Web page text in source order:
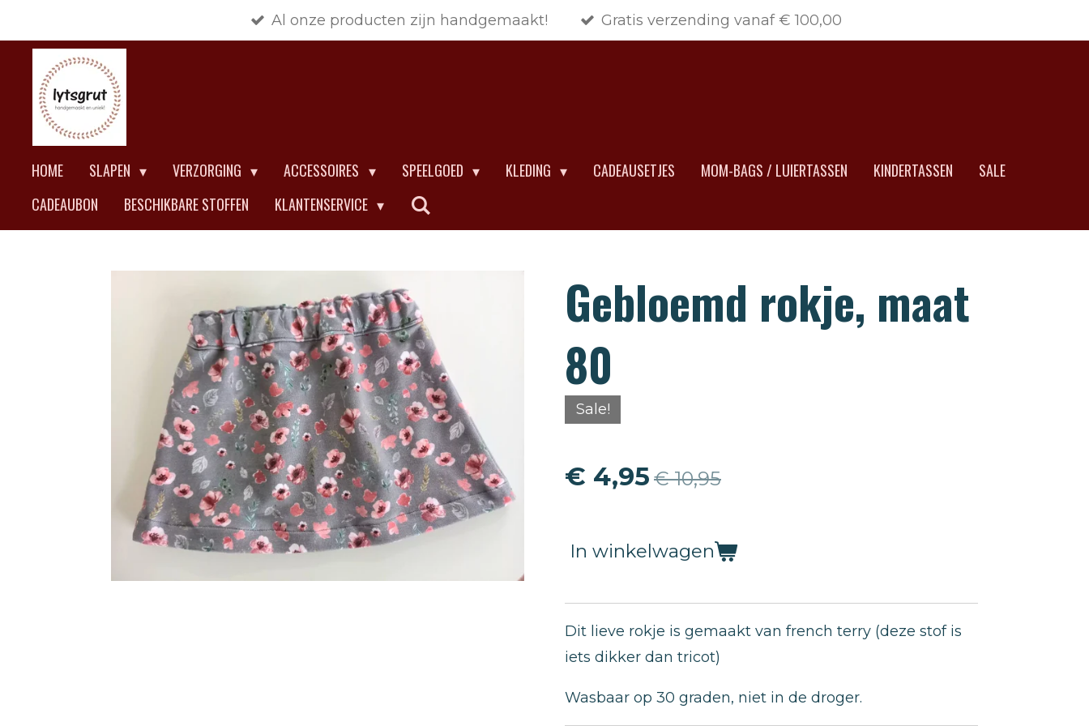
direct
hoofdinhoud
Al onze producten zijn handgemaakt! Gratis verzending vanaf € 100,00
HOME SLAPEN VERZORGING ACCESSOIRES SPEELGOED KLEDING CADEAUSETJES MOM-BAGS / LUIERTASSEN KINDERTASSEN
SALE
CADEAUBON
BESCHIKBARE STOFFEN KLANTENSERVICE
Gebloemd rokje, maat
80
Sale!
€ 4,95 € 10,95
In winkelwagen
Dit lieve rokje is gemaakt van french terry (deze stof is
iets dikker dan tricot)
Wasbaar op 30 graden, niet in de droger.